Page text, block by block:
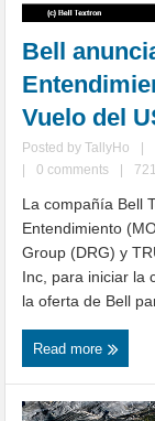
Bell
Vuelo del
Posted byTallyHo |
|
0 comments |
La compañía Bell
Entendimiento
Group (DRG) y
Inc, para iniciar la
la oferta de Bell
Read more